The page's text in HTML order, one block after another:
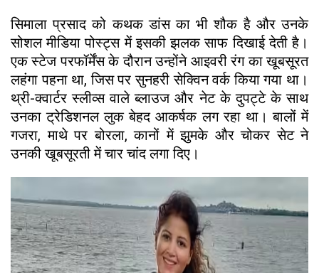
सिमाला प्रसाद को कथक डांस का भी शौक है और उनके
सोशल मीडिया पोस्ट्स में इसकी झलक साफ दिखाई देती है।
एक स्टेज परफॉर्मेंस के दौरान उन्होंने आइवरी रंग का खूबसूरत
लहंगा पहना था, जिस पर सुनहरी सेक्विन वर्क किया गया था।
थ्री-क्वार्टर स्लीव्स वाले ब्लाउज और नेट के दुपट्टे के साथ
उनका ट्रेडिशनल लुक बेहद आकर्षक लग रहा था। बालों में
गजरा, माथे पर बोरला, कानों में झुमके और चोकर सेट ने
उनकी खूबसूरती में चार चांद लगा दिए।